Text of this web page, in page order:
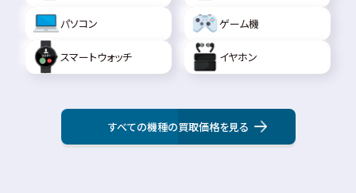
パソコン ゲーム機
スマートウォッチ イヤホン
すべての機種の買取価格を見る